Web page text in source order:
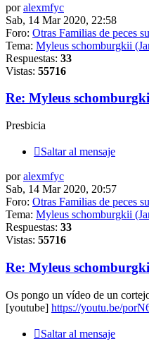
poralexmfyc
Sab, 14 Mar 2020, 22:58
Foro: Otras Familias de peces
Tema: Myleus schomburgkii
Respuestas: 33
Vistas: 55716
Re: Myleus
Presbicia
Saltar al mensaje
poralexmfyc
Sab, 14 Mar 2020, 20:57
Foro: Otras Familias de peces
Tema: Myleus schomburgkii
Respuestas: 33
Vistas: 55716
Re: Myleus
Os pongo un vídeo de un
[youtube] https://youtu.be/
Saltar al mensaje